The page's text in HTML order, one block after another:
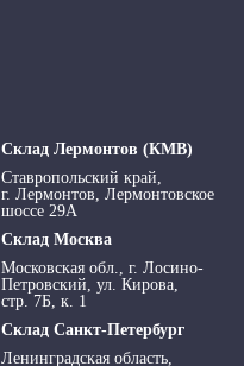
Склад Лермонтов (КМВ)
Ставропольский край,
г. Лермонтов, Лермонтовское
шоссе 29А
Склад Москва
Московская обл., г. Лосино-
Петровский, ул. Кирова,
стр. 7Б, к. 1
Склад Санкт-Петербург
Ленинградская область,